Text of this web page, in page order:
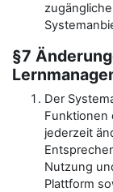
§7
Der
Funktionen
jederzeit
Nutzung
Plattform